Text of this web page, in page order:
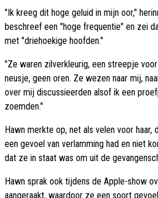
"Ik kreeg dit hoge geluid in mijn oor,"
beschreef een "hoge frequentie" en zei
met "driehoekige hoofden."
"Ze waren zilverkleurig, een streepje
neusje, geen oren. Ze wezen naar mij,
over mij discussieerden alsof ik een
zoemden."
Hawn merkte op, net als velen voor
een gevoel van verlamming had en niet
dat ze in staat was om uit de
Hawn sprak ook tijdens de Apple-show
aangeraakt, waardoor ze een soort